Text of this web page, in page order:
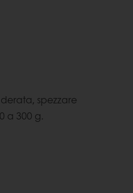
spezzare
a 300 g.